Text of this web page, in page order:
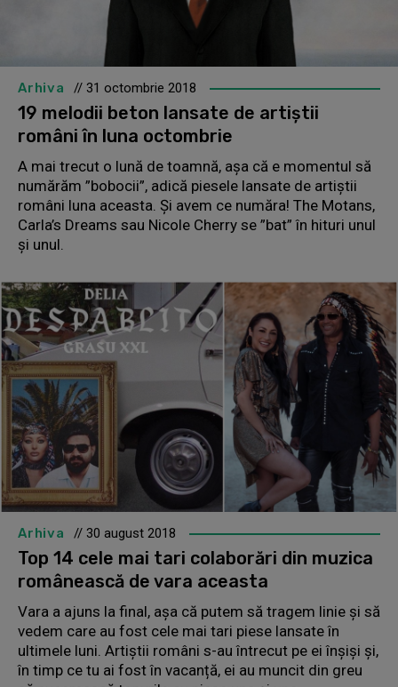
Arhiva // 31 octombrie 2018
19 melodii beton lansate de artiștii
români în luna octombrie
A mai trecut o lună de toamnă, așa că e momentul să
numărăm ”bobocii”, adică piesele lansate de artiștii
români luna aceasta. Și avem ce număra! The Motans,
Carla’s Dreams sau Nicole Cherry se ”bat” în hituri unul
și unul.
Arhiva // 30 august 2018
Top 14 cele mai tari colaborări din muzica
românească de vara aceasta
Vara a ajuns la final, așa că putem să tragem linie și să
vedem care au fost cele mai tari piese lansate în
ultimele luni. Artiștii români s-au întrecut pe ei înșiși și,
în timp ce tu ai fost în vacanță, ei au muncit din greu